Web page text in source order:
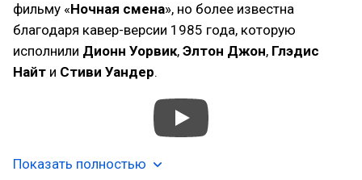
фильму «Ночная смена», но более известна
благодаря кавер-версии 1985 года, которую
исполнили Дионн Уорвик, Элтон Джон, Глэдис
Найт и Стиви Уандер.
Показать полностью